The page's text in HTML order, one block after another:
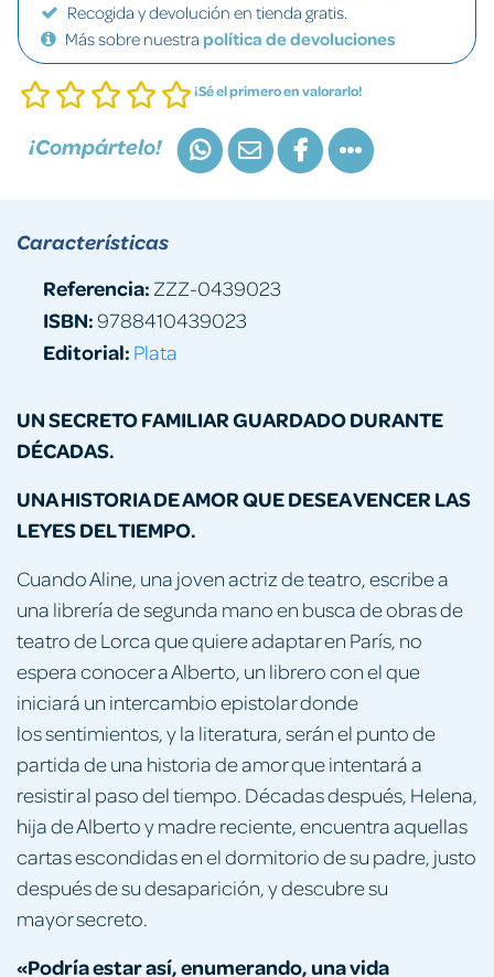
Recogida y devolución en tienda gratis.
Más sobre nuestra política de devoluciones
¡Sé el primero en valorarlo!
¡Compártelo!
UN SECRETO FAMILIAR GUARDADO DURANTE
DÉCADAS.
UNA HISTORIA DE AMOR QUE DESEA VENCER LAS
LEYES DEL TIEMPO.
Cuando Aline, una joven actriz de teatro, escribe a
una librería de segunda mano en busca de obras de
teatro de Lorca que quiere adaptar en París, no
espera conocer a Alberto, un librero con el que
iniciará un intercambio epistolar donde
los sentimientos, y la literatura, serán el punto de
partida de una historia de amor que intentará a
resistir al paso del tiempo. Décadas después, Helena,
hija de Alberto y madre reciente, encuentra aquellas
cartas escondidas en el dormitorio de su padre, justo
después de su desaparición, y descubre su
mayor secreto.
«Podría estar así, enumerando, una vida
Características
Referencia: ZZZ-0439023
ISBN:9788410439023
Editorial: Plata